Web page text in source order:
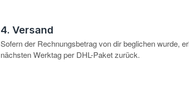
4. Versand
Sofern der Rechnungsbetrag von dir beglichen wurde,
nächsten Werktag per DHL-Paket zurück.